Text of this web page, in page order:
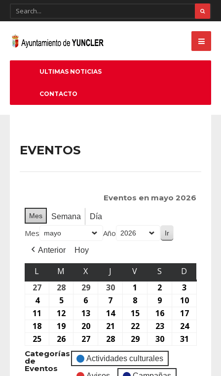
ULTIMAS NOTICIAS
CONTACTO
EVENTOS
Eventos en mayo 2026
Mes Semana Día
Mes Año
Anterior Hoy
L M X J V S
D
27
28 29 30 1 2
3
4
5 6 7 8 9
10
11
12 13 14 15 16
17
18
19 20 21 22 23
24
25
26 27 28 29 30 31
Categorías
de
Eventos
Actividades culturales